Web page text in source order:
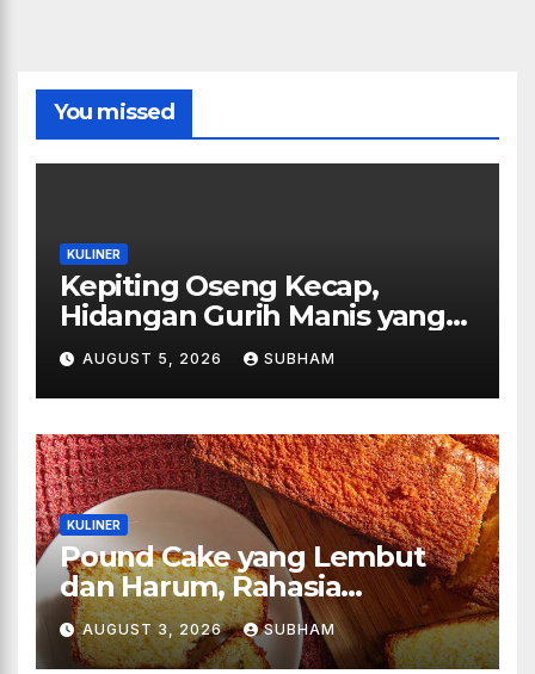
You missed
KULINER
Kepiting Oseng Kecap,
Hidangan Gurih Manis yang
Selalu Menggugah Selera di
Setiap Suapan
AUGUST 5, 2026 SUBHAM
KULINER
Pound Cake yang Lembut
dan Harum, Rahasia
Kelezatan Kue Klasik yang
Tak Pernah Kehilangan
AUGUST 3, 2026 SUBHAM